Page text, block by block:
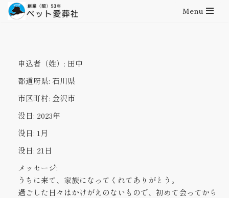
Menu
申込者（姓）: 田中
都道府県: 石川県
市区町村: 金沢市
没日: 2023年
没日: 1月
没日: 21日
メッセージ:
うちに来て、家族になってくれてありがとう。
過ごした日々はかけがえのないもので、初めて会ってから